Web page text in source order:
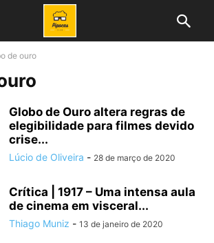
de ouro
Globo de Ouro altera regras de
elegibilidade para filmes devido
crise...
Lúcio de Oliveira - 28 de março de 2020
Crítica | 1917 – Uma intensa aula
de cinema em visceral...
Thiago Muniz - 13 de janeiro de 2020